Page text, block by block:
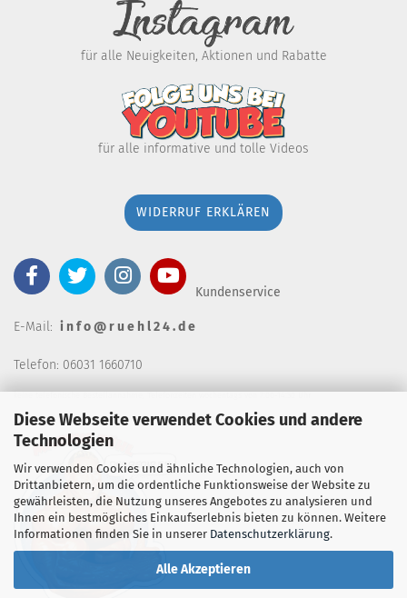
Diese Webseite verwendet Cookies und andere
Technologien
Wir verwenden Cookies und ähnliche Technologien, auch von
Drittanbietern, um die ordentliche Funktionsweise der Website zu
gewährleisten, die Nutzung unseres Angebotes zu analysieren und
Ihnen ein bestmögliches Einkaufserlebnis bieten zu können. Weitere
Informationen finden Sie in unserer Datenschutzerklärung.
Alle Akzeptieren
für alle Neuigkeiten, Aktionen und Rabatte
für alle informative und tolle Videos
WIDERRUF ERKLÄREN
Kundenservice
E-Mail: i n f o @ r u e h l 2 4 . d e
Telefon: 06031 1660710